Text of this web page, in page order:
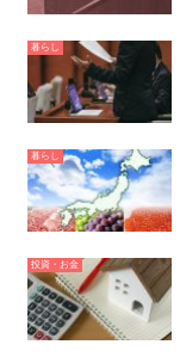
暮らし
暮らし
投資・お金